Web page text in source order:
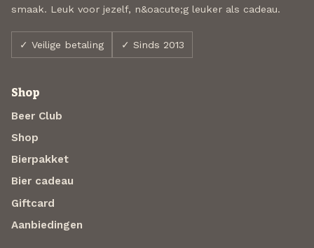
smaak. Leuk voor jezelf, n&oacute;g leuker als cadeau.
✓ Veilige betaling ✓ Sinds 2013
Shop
Beer Club
Shop
Bierpakket
Bier cadeau
Giftcard
Aanbiedingen